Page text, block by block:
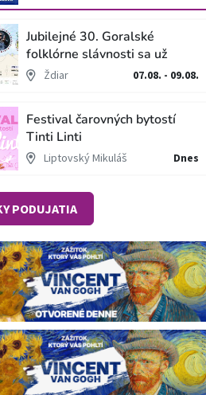
Jubilejné 30. Goralské
folklórne slávnosti sa už
blížiaŽdiar 07.08. - 09.08.
Festival čarovných bytostí
Tinti Linti
Liptovský Mikuláš Dnes
PODUJATIA